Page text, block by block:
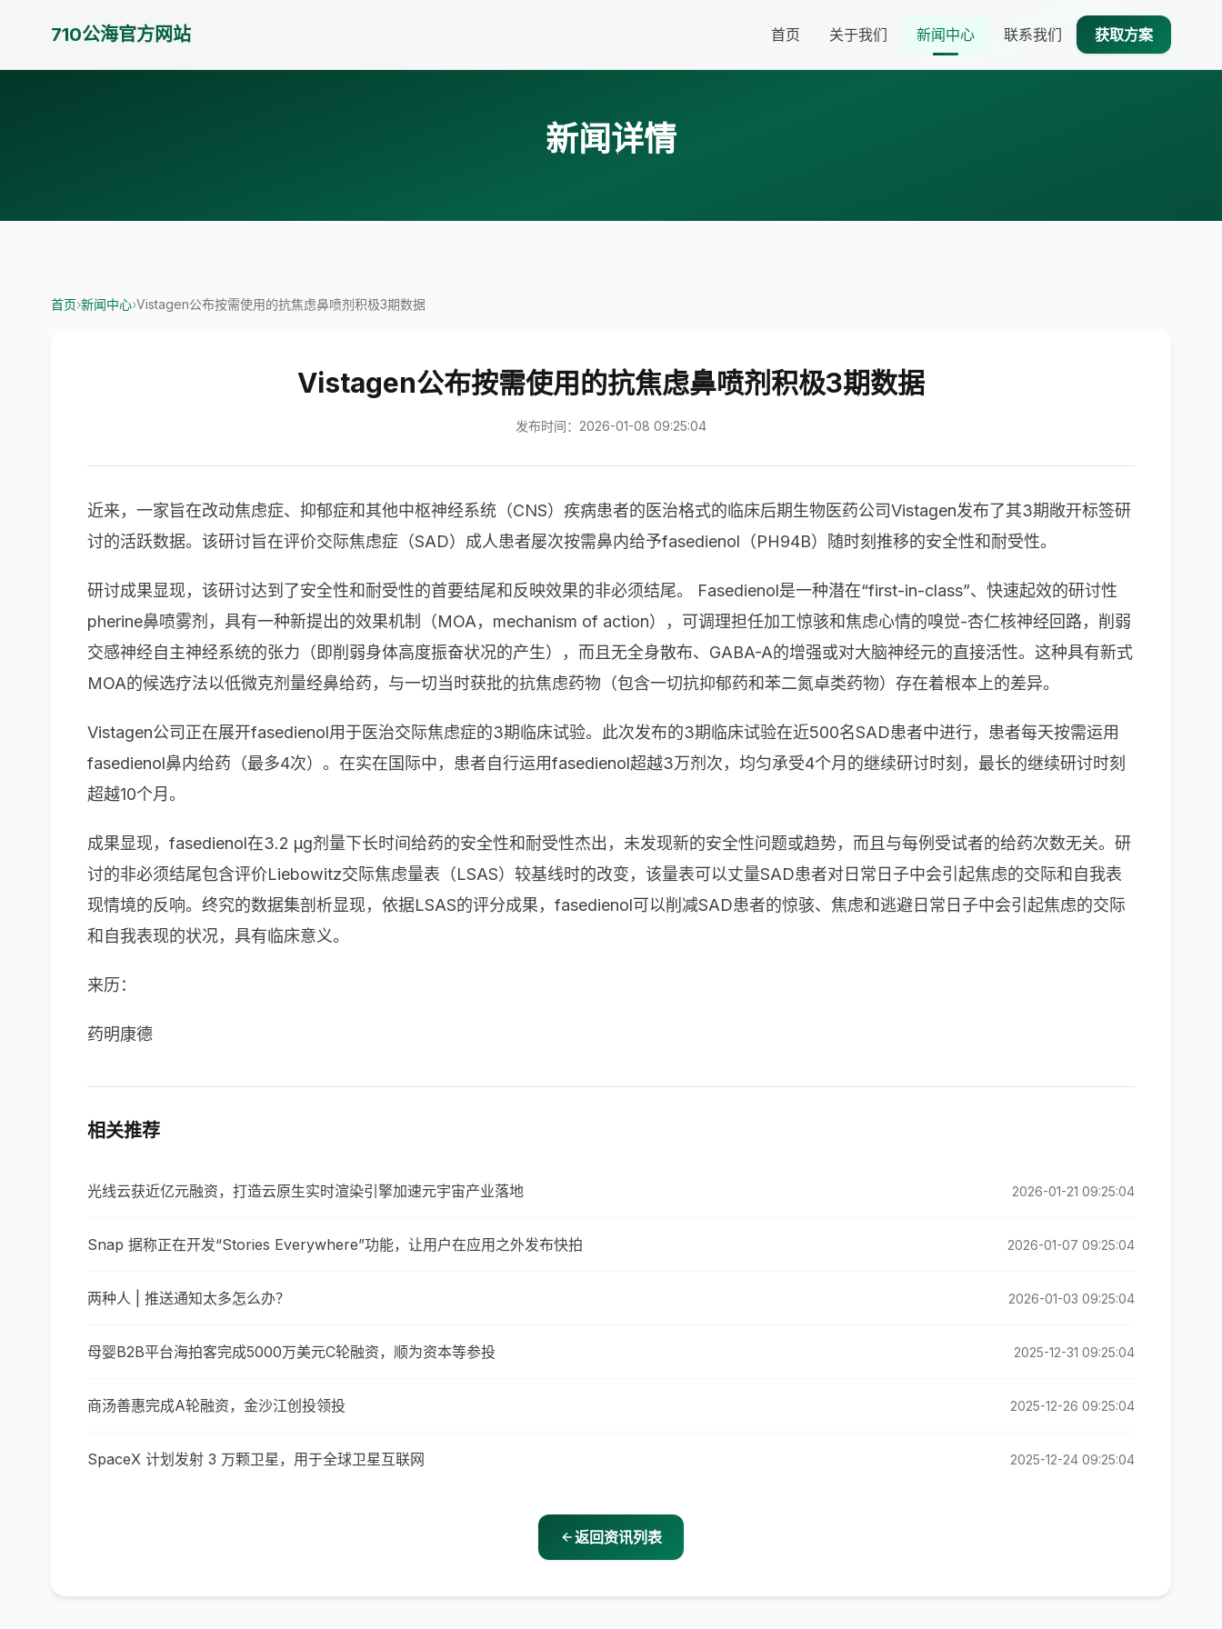
710公海官方网站 首页 关于我们 新闻中心 联系我们 获取方案
新闻详情
首页›新闻中心›Vistagen公布按需使用的抗焦虑鼻喷剂积极3期数据
Vistagen公布按需使用的抗焦虑鼻喷剂积极3期数据
发布时间：2026-01-08 09:25:04
近来，一家旨在改动焦虑症、抑郁症和其他中枢神经系统（CNS）疾病患者的医治格式的临床后期生物医药公司Vistagen发布了其3期敞开标签研
讨的活跃数据。该研讨旨在评价交际焦虑症（SAD）成人患者屡次按需鼻内给予fasedienol（PH94B）随时刻推移的安全性和耐受性。
研讨成果显现，该研讨达到了安全性和耐受性的首要结尾和反映效果的非必须结尾。 Fasedienol是一种潜在“first-in-class”、快速起效的研讨性
pherine鼻喷雾剂，具有一种新提出的效果机制（MOA，mechanism of action），可调理担任加工惊骇和焦虑心情的嗅觉-杏仁核神经回路，削弱
交感神经自主神经系统的张力（即削弱身体高度振奋状况的产生），而且无全身散布、GABA-A的增强或对大脑神经元的直接活性。这种具有新式
MOA的候选疗法以低微克剂量经鼻给药，与一切当时获批的抗焦虑药物（包含一切抗抑郁药和苯二氮卓类药物）存在着根本上的差异。
Vistagen公司正在展开fasedienol用于医治交际焦虑症的3期临床试验。此次发布的3期临床试验在近500名SAD患者中进行，患者每天按需运用
fasedienol鼻内给药（最多4次）。在实在国际中，患者自行运用fasedienol超越3万剂次，均匀承受4个月的继续研讨时刻，最长的继续研讨时刻
超越10个月。
成果显现，fasedienol在3.2 µg剂量下长时间给药的安全性和耐受性杰出，未发现新的安全性问题或趋势，而且与每例受试者的给药次数无关。研
讨的非必须结尾包含评价Liebowitz交际焦虑量表（LSAS）较基线时的改变，该量表可以丈量SAD患者对日常日子中会引起焦虑的交际和自我表
现情境的反响。终究的数据集剖析显现，依据LSAS的评分成果，fasedienol可以削减SAD患者的惊骇、焦虑和逃避日常日子中会引起焦虑的交际
和自我表现的状况，具有临床意义。
来历：
药明康德
相关推荐
光线云获近亿元融资，打造云原生实时渲染引擎加速元宇宙产业落地 2026-01-21 09:25:04
Snap 据称正在开发“Stories Everywhere”功能，让用户在应用之外发布快拍 2026-01-07 09:25:04
两种人 | 推送通知太多怎么办？ 2026-01-03 09:25:04
母婴B2B平台海拍客完成5000万美元C轮融资，顺为资本等参投 2025-12-31 09:25:04
商汤善惠完成A轮融资，金沙江创投领投 2025-12-26 09:25:04
SpaceX 计划发射 3 万颗卫星，用于全球卫星互联网 2025-12-24 09:25:04
返回资讯列表